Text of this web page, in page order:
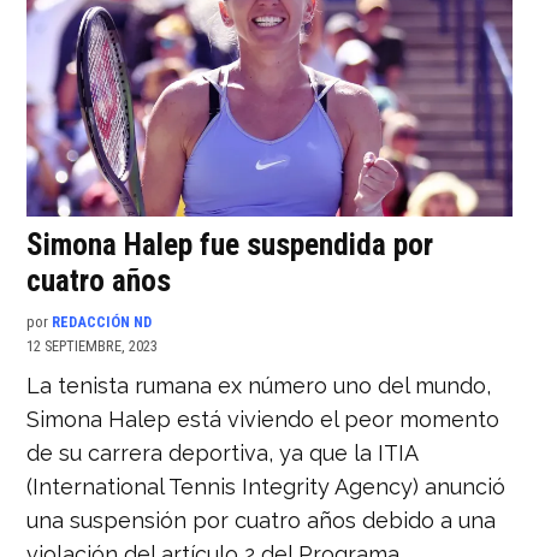
Simona Halep fue suspendida por
cuatro años
por REDACCIÓN ND
12 SEPTIEMBRE, 2023
La tenista rumana ex número uno del mundo,
Simona Halep está viviendo el peor momento
de su carrera deportiva, ya que la ITIA
(International Tennis Integrity Agency) anunció
una suspensión por cuatro años debido a una